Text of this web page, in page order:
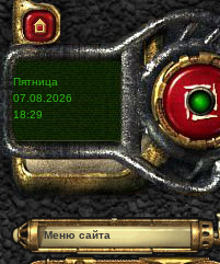
Пятница
07.08.2026
18:29
Меню сайта